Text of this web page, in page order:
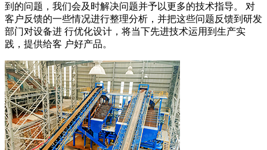
到的问题，我们会及时解决问题并予以更多的技术指导。 对
客户反馈的一些情况进行整理分析，并把这些问题反馈到研发
部门对设备进 行优化设计，将当下先进技术运用到生产实
践，提供给客 户好产品。